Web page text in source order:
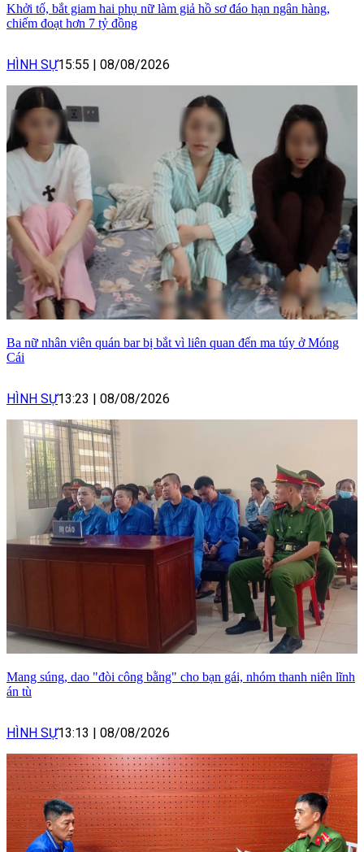
Khởi tố, bắt giam hai phụ nữ làm giả hồ sơ đáo hạn ngân hàng,
chiếm đoạt hơn 7 tỷ đồng
HÌNH SỰ15:55 | 08/08/2026
Ba nữ nhân viên quán bar bị bắt vì liên quan đến ma túy ở Móng
Cái
HÌNH SỰ13:23 | 08/08/2026
Mang súng, dao "đòi công bằng" cho bạn gái, nhóm thanh niên lĩnh
án tù
HÌNH SỰ13:13 | 08/08/2026